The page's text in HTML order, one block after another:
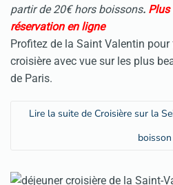
partir de 20€ hors boissons.
réservation en ligne
Profitez de la Saint Valentin pour
croisière avec vue sur les plus
de Paris.
Lire la suite de Croisière sur la
boisson